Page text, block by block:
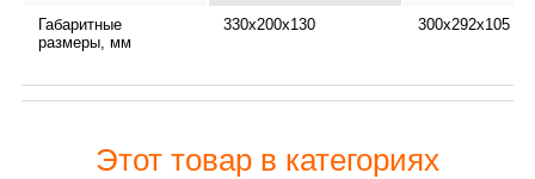
Габаритные
размеры, мм
330х200х130 300х292х105
Этот товар в категориях